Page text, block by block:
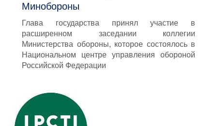
Минобороны
Глава государства принял участие в
расширенном заседании коллегии
Министерства обороны, которое состоялось в
Национальном центре управления обороной
Российской Федерации